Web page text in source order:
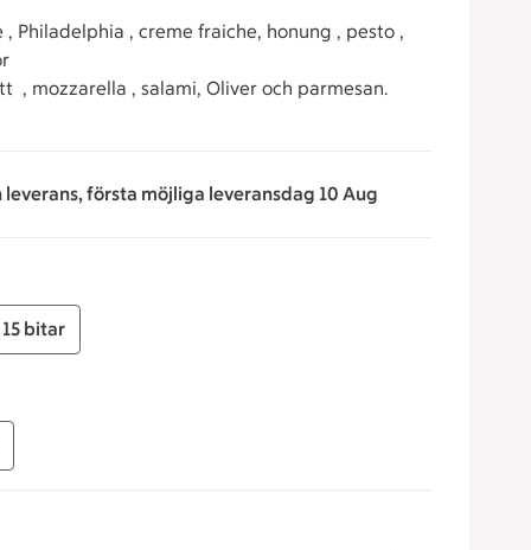
Philadelphia , creme fraiche, honung , pesto ,
, mozzarella , salami, Oliver och parmesan.
första möjliga leveransdag 10 Aug
15 bitar